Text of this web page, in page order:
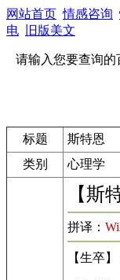
网站首页 情感咨询
电
旧版美文
请输入您要查询的
标题
斯特恩
类别
心理学
【斯
拼译：
【生卒